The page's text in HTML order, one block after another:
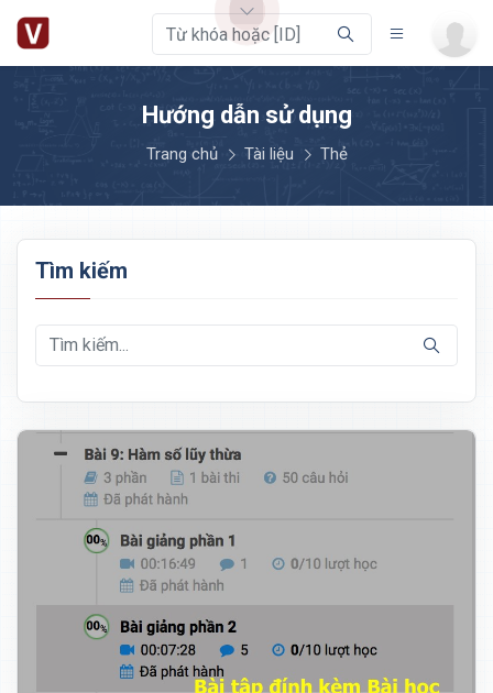
Hướng dẫn sử dụng
Trang chủ Tài liệu Thẻ
Tìm kiếm